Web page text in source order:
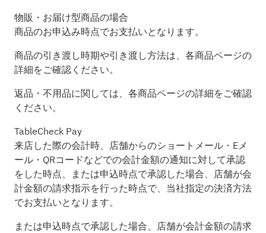
物販・お届け型商品の場合
商品のお申込み時点でお支払いとなります。
商品の引き渡し時期や引き渡し方法は、各商品ページの
詳細をご確認ください。
返品・不用品に関しては、各商品ページの詳細をご確認
ください。
TableCheck Pay
来店した際の会計時、店舗からのショートメール・Eメ
ール・QRコードなどでの会計金額の通知に対して承認
をした時点、または申込時点で承認した場合、店舗が会
計金額の請求指示を行った時点で、当社指定の決済方法
でお支払いとなります。
または申込時点で承認した場合、店舗が会計金額の請求